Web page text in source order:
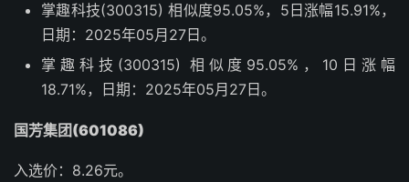
掌趣科技(300315) 相似度95.05%，5日涨幅15.91%，
日期：2025年05月27日。
掌趣科技(300315) 相似度95.05%，10日涨幅
18.71%，日期：2025年05月27日。
国芳集团(601086)
入选价：8.26元。